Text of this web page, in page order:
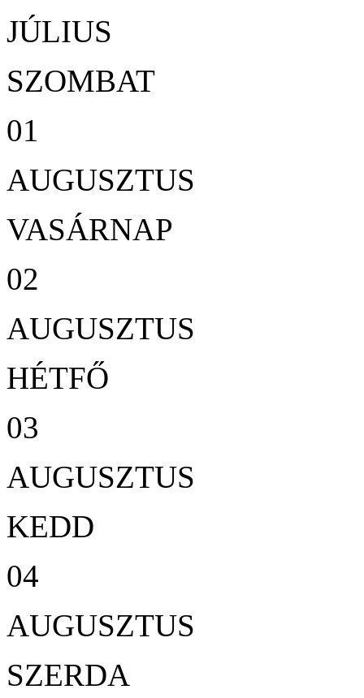
JÚLIUS
SZOMBAT
01
AUGUSZTUS
VASÁRNAP
02
AUGUSZTUS
HÉTFŐ
03
AUGUSZTUS
KEDD
04
AUGUSZTUS
SZERDA